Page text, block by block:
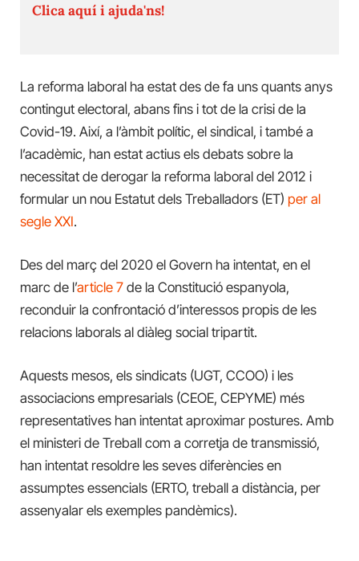
Clica aquí i ajuda'ns!
La reforma laboral ha estat des de fa uns quants anys
contingut electoral, abans fins i tot de la crisi de la
Covid-19. Així, a l’àmbit polític, el sindical, i també a
l’acadèmic, han estat actius els debats sobre la
necessitat de derogar la reforma laboral del 2012 i
formular un nou Estatut dels Treballadors (ET) per al
segle XXI.
Des del març del 2020 el Govern ha intentat, en el
marc de l’article 7 de la Constitució espanyola,
reconduir la confrontació d’interessos propis de les
relacions laborals al diàleg social tripartit.
Aquests mesos, els sindicats (UGT, CCOO) i les
associacions empresarials (CEOE, CEPYME) més
representatives han intentat aproximar postures. Amb
el ministeri de Treball com a corretja de transmissió,
han intentat resoldre les seves diferències en
assumptes essencials (ERTO, treball a distància, per
assenyalar els exemples pandèmics).